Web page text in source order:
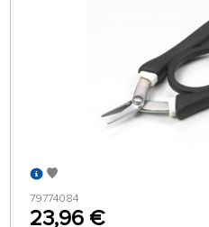
79774084
23,96 €